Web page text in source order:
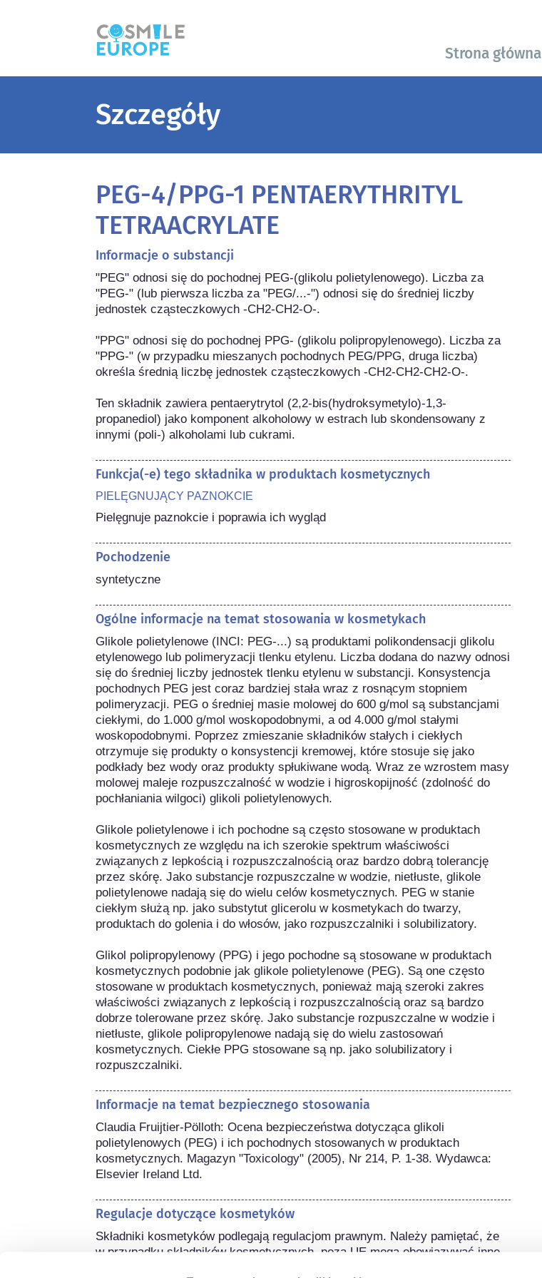
Strona główna
Szczegóły
PEG-4/PPG-1 PENTAERYTHRITYL
TETRAACRYLATE
Informacje o substancji
"PEG" odnosi się do pochodnej PEG-(glikolu polietylenowego). Liczba za
"PEG-" (lub pierwsza liczba za "PEG/...-") odnosi się do średniej liczby
jednostek cząsteczkowych -CH2-CH2-O-.
"PPG" odnosi się do pochodnej PPG- (glikolu polipropylenowego). Liczba za
"PPG-" (w przypadku mieszanych pochodnych PEG/PPG, druga liczba)
określa średnią liczbę jednostek cząsteczkowych -CH2-CH2-CH2-O-.
Ten składnik zawiera pentaerytrytol (2,2-bis(hydroksymetylo)-1,3-
propanediol) jako komponent alkoholowy w estrach lub skondensowany z
innymi (poli-) alkoholami lub cukrami.
Funkcja(-e) tego składnika w produktach kosmetycznych
PIELĘGNUJĄCY PAZNOKCIE
Pielęgnuje paznokcie i poprawia ich wygląd
Pochodzenie
syntetyczne
Ogólne informacje na temat stosowania w kosmetykach
Glikole polietylenowe (INCI: PEG-...) są produktami polikondensacji glikolu
etylenowego lub polimeryzacji tlenku etylenu. Liczba dodana do nazwy odnosi
się do średniej liczby jednostek tlenku etylenu w substancji. Konsystencja
pochodnych PEG jest coraz bardziej stała wraz z rosnącym stopniem
polimeryzacji. PEG o średniej masie molowej do 600 g/mol są substancjami
ciekłymi, do 1.000 g/mol woskopodobnymi, a od 4.000 g/mol stałymi
woskopodobnymi. Poprzez zmieszanie składników stałych i ciekłych
otrzymuje się produkty o konsystencji kremowej, które stosuje się jako
podkłady bez wody oraz produkty spłukiwane wodą. Wraz ze wzrostem masy
molowej maleje rozpuszczalność w wodzie i higroskopijność (zdolność do
pochłaniania wilgoci) glikoli polietylenowych.
Glikole polietylenowe i ich pochodne są często stosowane w produktach
kosmetycznych ze względu na ich szerokie spektrum właściwości
związanych z lepkością i rozpuszczalnością oraz bardzo dobrą tolerancję
przez skórę. Jako substancje rozpuszczalne w wodzie, nietłuste, glikole
polietylenowe nadają się do wielu celów kosmetycznych. PEG w stanie
ciekłym służą np. jako substytut glicerolu w kosmetykach do twarzy,
produktach do golenia i do włosów, jako rozpuszczalniki i solubilizatory.
Glikol polipropylenowy (PPG) i jego pochodne są stosowane w produktach
kosmetycznych podobnie jak glikole polietylenowe (PEG). Są one często
stosowane w produktach kosmetycznych, ponieważ mają szeroki zakres
właściwości związanych z lepkością i rozpuszczalnością oraz są bardzo
dobrze tolerowane przez skórę. Jako substancje rozpuszczalne w wodzie i
nietłuste, glikole polipropylenowe nadają się do wielu zastosowań
kosmetycznych. Ciekłe PPG stosowane są np. jako solubilizatory i
rozpuszczalniki.
Informacje na temat bezpiecznego stosowania
Claudia Fruijtier-Pölloth: Ocena bezpieczeństwa dotycząca glikoli
polietylenowych (PEG) i ich pochodnych stosowanych w produktach
kosmetycznych. Magazyn "Toxicology" (2005), Nr 214, P. 1-38. Wydawca:
Elsevier Ireland Ltd.
Regulacje dotyczące kosmetyków
Składniki kosmetyków podlegają regulacjom prawnym. Należy pamiętać, że
w przypadku składników kosmetycznych, poza UE mogą obowiązywać inne